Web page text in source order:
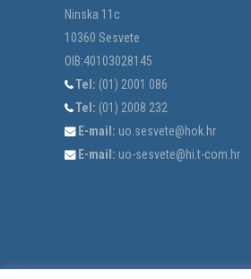
Ninska 11c
10360 Sesvete
OIB:40103028145
Tel: (01) 2001 086
Tel: (01) 2008 232
E-mail: uo.sesvete@hok.hr
E-mail: uo-sesvete@hi.t-com.hr